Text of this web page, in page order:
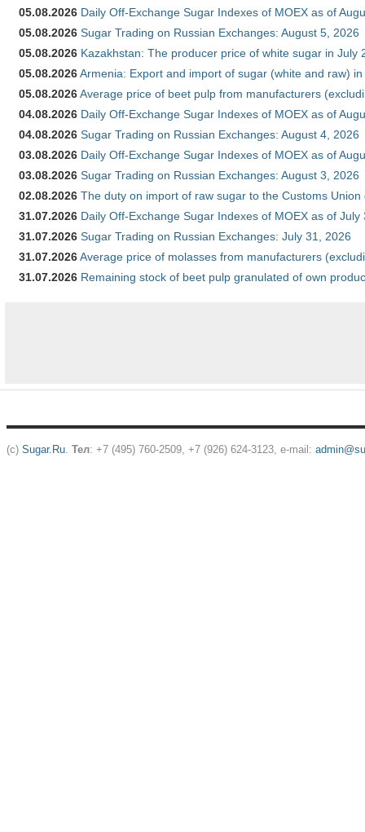
05.08.2026 Daily Off-Exchange Sugar Indexes of MOEX as of
05.08.2026 Sugar Trading on Russian Exchanges: August 5, 2026
05.08.2026 Kazakhstan: The producer price of white sugar in July
05.08.2026Armenia: Export and import of sugar (white and raw)
05.08.2026Average price of beet pulp from manufacturers
04.08.2026 Daily Off-Exchange Sugar Indexes of MOEX as of
04.08.2026 Sugar Trading on Russian Exchanges: August 4, 2026
03.08.2026 Daily Off-Exchange Sugar Indexes of MOEX as of
03.08.2026 Sugar Trading on Russian Exchanges: August 3, 2026
02.08.2026 The duty on import of raw sugar to the Customs
31.07.2026 Daily Off-Exchange Sugar Indexes of MOEX as of July
31.07.2026 Sugar Trading on Russian Exchanges: July 31, 2026
31.07.2026Average price of molasses from manufacturers
31.07.2026 Remaining stock of beet pulp granulated of own
(c) Sugar.Ru. Тел: +7 (495) 760-2509, +7 (926) 624-3123, e-mail: